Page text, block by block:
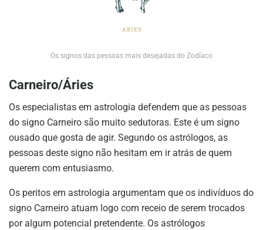
Os signos das pessoas mais desejadas do Zodíaco
Carneiro/Áries
Os especialistas em astrologia defendem que as pessoas
do signo Carneiro são muito sedutoras. Este é um signo
ousado que gosta de agir. Segundo os astrólogos, as
pessoas deste signo não hesitam em ir atrás de quem
querem com entusiasmo.
Os peritos em astrologia argumentam que os indivíduos do
signo Carneiro atuam logo com receio de serem trocados
por algum potencial pretendente. Os astrólogos